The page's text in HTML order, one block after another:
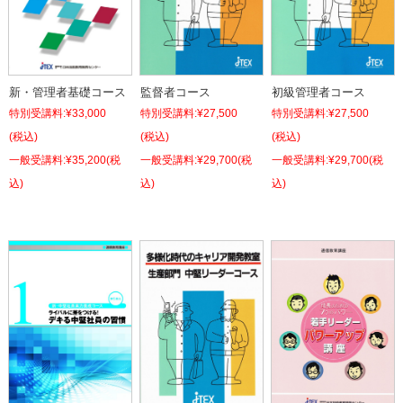
新・管理者基礎コース
特別受講料:¥33,000
(税込)
¥35,200(税
込)
監督者コース
特別受講料:¥27,500
(税込)
¥29,700(税
込)
初級管理者コース
特別受講料:¥27,500
(税込)
¥29,700(税
込)